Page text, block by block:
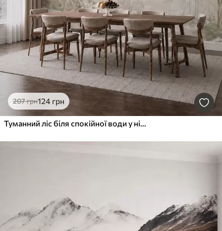
207грн124 грн
Туманний ліс біля спокійної води у ніжних природних пастельних тонах